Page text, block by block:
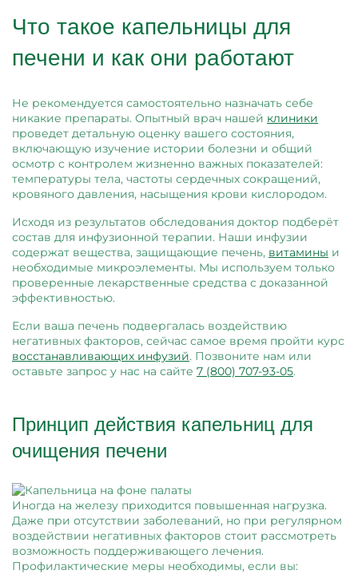
Что такое капельницы для
печени и как они работают
Не рекомендуется самостоятельно назначать себе
никакие препараты. Опытный врач нашей клиники
проведет детальную оценку вашего состояния,
включающую изучение истории болезни и общий
осмотр с контролем жизненно важных показателей:
температуры тела, частоты сердечных сокращений,
кровяного давления, насыщения крови кислородом.
Исходя из результатов обследования доктор подберёт
состав для инфузионной терапии. Наши инфузии
содержат вещества, защищающие печень, витамины и
необходимые микроэлементы. Мы используем только
проверенные лекарственные средства с доказанной
эффективностью.
Если ваша печень подвергалась воздействию
негативных факторов, сейчас самое время пройти курс
восстанавливающих инфузий. Позвоните нам или
оставьте запрос у нас на сайте 7 (800) 707-93-05.
Принцип действия капельниц для
очищения печени
Иногда на железу приходится повышенная нагрузка.
Даже при отсутствии заболеваний, но при регулярном
воздействии негативных факторов стоит рассмотреть
возможность поддерживающего лечения.
Профилактические меры необходимы, если вы: